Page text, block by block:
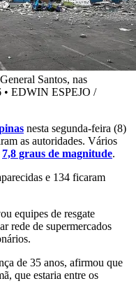
Santos, nas
• EDWIN ESPEJO /
nesta segunda-feira (8)
as autoridades. Vários
7,8 graus de magnitude.
e 134 ficaram
equipes de resgate
rede de supermercados
de 35 anos, afirmou que
que estaria entre os